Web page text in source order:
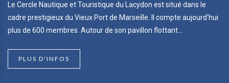
Le Cercle Nautique et Touristique du Lacydon est situé dans le
cadre prestigieux du Vieux Port de Marseille. Il compte aujourd'hui
plus de 600 membres. Autour de son pavillon flottant...
PLUS D'INFOS